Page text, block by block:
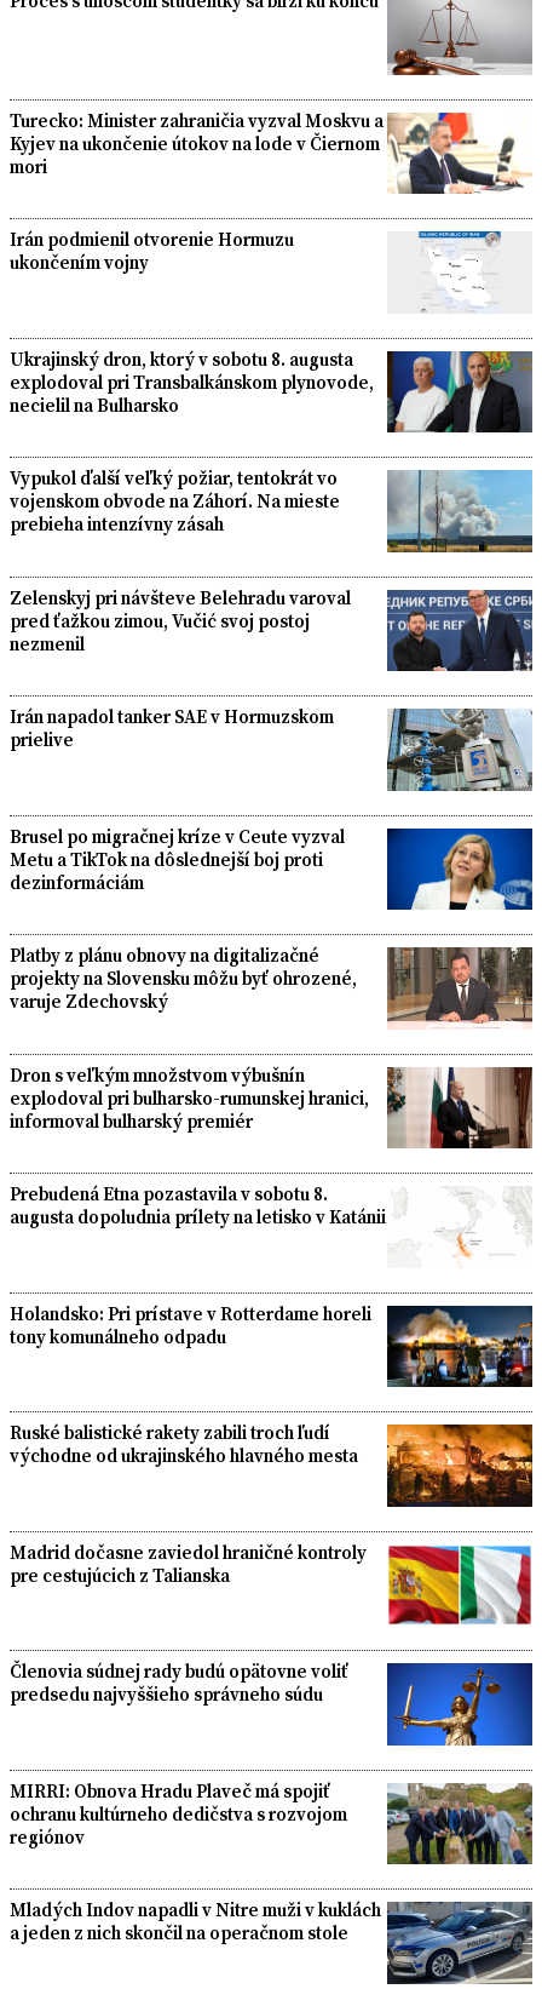
Turecko: Minister zahraničia vyzval Moskvu a
Kyjev na ukončenie útokov na lode v Čiernom
mori
Irán podmienil otvorenie Hormuzu
ukončením vojny
Ukrajinský dron, ktorý v sobotu 8. augusta
explodoval pri Transbalkánskom plynovode,
necielil na Bulharsko
Vypukol ďalší veľký požiar, tentokrát vo
vojenskom obvode na Záhorí. Na mieste
prebieha intenzívny zásah
Zelenskyj pri návšteve Belehradu varoval
pred ťažkou zimou, Vučić svoj postoj
nezmenil
Irán napadol tanker SAE v Hormuzskom
prielive
Brusel po migračnej kríze v Ceute vyzval
Metu a TikTok na dôslednejší boj proti
dezinformáciám
Platby z plánu obnovy na digitalizačné
projekty na Slovensku môžu byť ohrozené,
varuje Zdechovský
Dron s veľkým množstvom výbušnín
explodoval pri bulharsko-rumunskej hranici,
informoval bulharský premiér
Prebudená Etna pozastavila v sobotu 8.
augusta dopoludnia prílety na letisko v Katánii
Holandsko: Pri prístave v Rotterdame horeli
tony komunálneho odpadu
Ruské balistické rakety zabili troch ľudí
východne od ukrajinského hlavného mesta
Madrid dočasne zaviedol hraničné kontroly
pre cestujúcich z Talianska
Členovia súdnej rady budú opätovne voliť
predsedu najvyššieho správneho súdu
MIRRI: Obnova Hradu Plaveč má spojiť
ochranu kultúrneho dedičstva s rozvojom
regiónov
Mladých Indov napadli v Nitre muži v kuklách
a jeden z nich skončil na operačnom stole